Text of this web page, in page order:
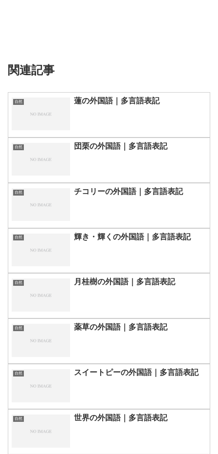
関連記事
自然 蓮の外国語｜多言語表記
自然 団栗の外国語｜多言語表記
自然 チコリーの外国語｜多言語表記
自然 輝き・輝くの外国語｜多言語表記
自然 月桂樹の外国語｜多言語表記
自然 薬草の外国語｜多言語表記
自然 スイートピーの外国語｜多言語表記
自然 世界の外国語｜多言語表記